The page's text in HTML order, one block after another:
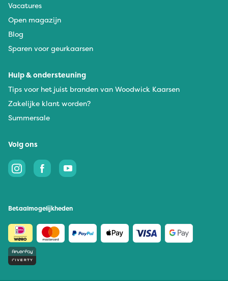
Vacatures
Open magazijn
Blog
Sparen voor geurkaarsen
Hulp & ondersteuning
Tips voor het juist branden van Woodwick Kaarsen
Zakelijke klant worden?
Summersale
Volg ons
Betaalmogelijkheden